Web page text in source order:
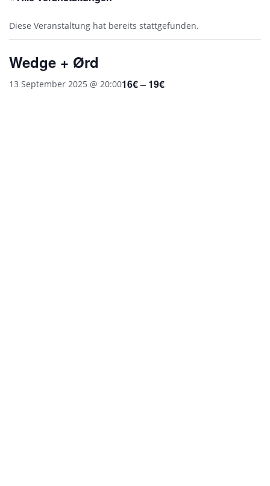
Diese Veranstaltung hat bereits stattgefunden.
Wedge + Ørd
13 September 2025 @ 20:0016€ – 19€